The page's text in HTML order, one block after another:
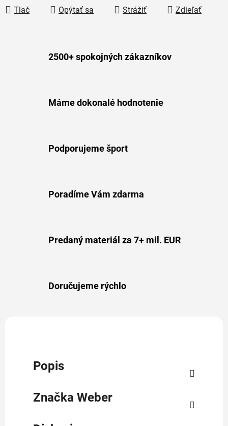
Tlač Opýtať sa Strážiť Zdieľať
2500+ spokojných zákazníkov
Máme dokonalé hodnotenie
Podporujeme šport
Poradíme Vám zdarma
Predaný materiál za 7+ mil. EUR
Doručujeme rýchlo
Popis
Značka Weber